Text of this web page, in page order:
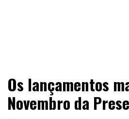
Central Comics
Os lançamentos
Novembro da